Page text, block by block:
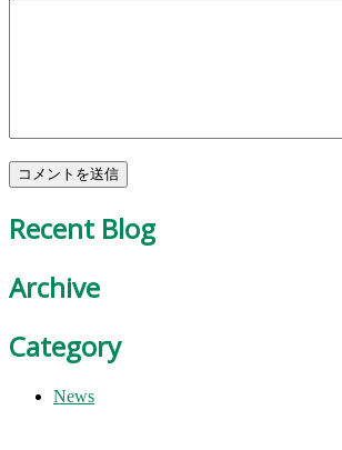
Recent Blog
Archive
Category
News